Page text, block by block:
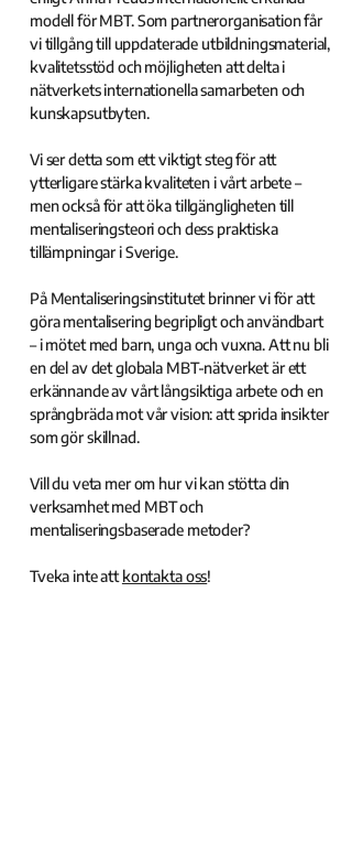
modell för MBT. Som partnerorganisation får
vi tillgång till uppdaterade utbildningsmaterial,
kvalitetsstöd och möjligheten att delta i
nätverkets internationella samarbeten och
kunskapsutbyten.
Vi ser detta som ett viktigt steg för att
ytterligare stärka kvaliteten i vårt arbete –
men också för att öka tillgängligheten till
mentaliseringsteori och dess praktiska
tillämpningar i Sverige.
På Mentaliseringsinstitutet brinner vi för att
göra mentalisering begripligt och användbart
– i mötet med barn, unga och vuxna. Att nu bli
en del av det globala MBT-nätverket är ett
erkännande av vårt långsiktiga arbete och en
språngbräda mot vår vision: att sprida insikter
som gör skillnad.
Vill du veta mer om hur vi kan stötta din
verksamhet med MBT och
mentaliseringsbaserade metoder?
Tveka inte attkontakta oss!